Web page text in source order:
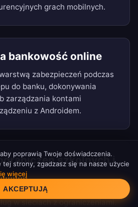
grach mobilnych.
bankowość online
zabezpieczeń podczas
do banku, dokonywania
zarządzania kontami
z Androidem.
szkolnych i
stron
w sieciach z ograniczeniami.
poprawią Twoje doświadczenia.
tej strony, zgadzasz się na nasze użycie
więcej
AKCEPTUJĄ